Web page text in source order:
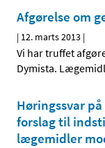
Afgørelse om
| 12. marts 2013 |
Vi har truffet
Dymista.
Høringssvar
forslag til
lægemidler